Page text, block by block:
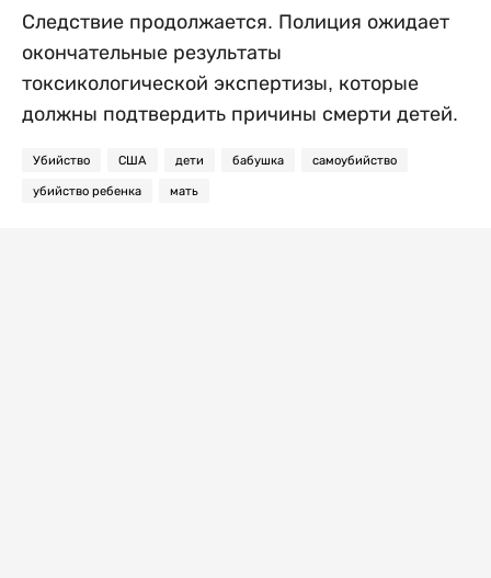
Следствие продолжается. Полиция ожидает
окончательные результаты
токсикологической экспертизы, которые
должны подтвердить причины смерти детей.
Убийство США дети бабушка самоубийство
убийство ребенка мать